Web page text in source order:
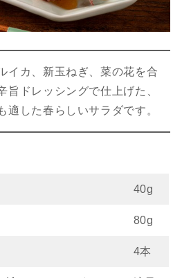
イカ、新玉ねぎ、菜の花を合
旨ドレッシングで仕上げた、
適した春らしいサラダです。
40g
80g
4本